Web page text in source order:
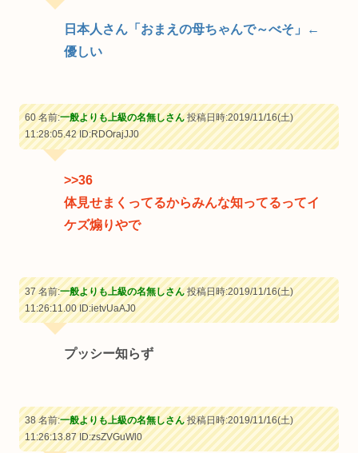
日本人さん「おまえの母ちゃんで～べそ」←
優しい
60 名前:一般よりも上級の名無しさん投稿日時:2019/11/16(土)
11:28:05.42ID:RDOrajJJ0
>>36
体見せまくってるからみんな知ってるってイ
ケズ煽りやで
37 名前:一般よりも上級の名無しさん投稿日時:2019/11/16(土)
11:26:11.00ID:ietvUaAJ0
プッシー知らず
38 名前:一般よりも上級の名無しさん投稿日時:2019/11/16(土)
11:26:13.87ID:zsZVGuWl0